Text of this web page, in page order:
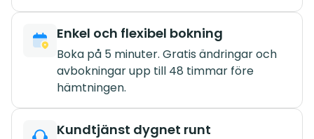
Enkel och flexibel bokning
Boka på 5 minuter. Gratis ändringar och
avbokningar upp till 48 timmar före
hämtningen.
Kundtjänst dygnet runt